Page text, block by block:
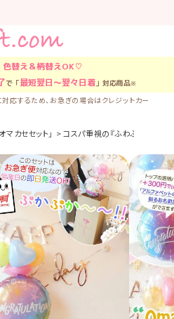
色替え＆柄替えOK♡
で「最短翌日〜翌々日着」対応商品※
応するため、お急ぎの場合はクレジットカー
カセセット」 コスパ重視の『ふわふわバルー